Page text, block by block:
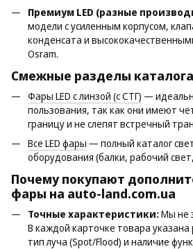
Премиум LED (разные
модели с усиленным корпусом,
конденсата и
Osram.
Смежные разделы каталога
Фары LED с линзой (с СТГ) —
пользования, так как они имеют
границу и не слепят встречный
Все LED фары — полный каталог
оборудования (балки, рабочий
Почему покупают
фары на auto-land.com.ua
Точные характеристики:Мы не
В каждой карточке товара
тип луча (Spot/Flood) и наличие